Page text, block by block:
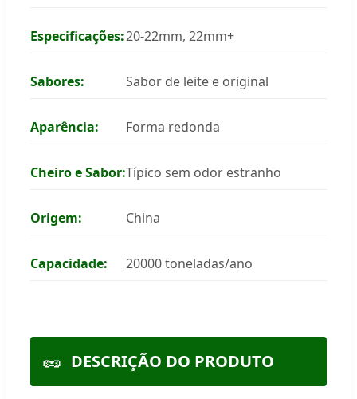
Especificações:20-22mm, 22mm+
Sabores: Sabor de leite e original
Aparência: Forma redonda
Cheiro e Sabor:Típico sem odor estranho
Origem: China
Capacidade: 20000 toneladas/ano
🥜 DESCRIÇÃO DO PRODUTO